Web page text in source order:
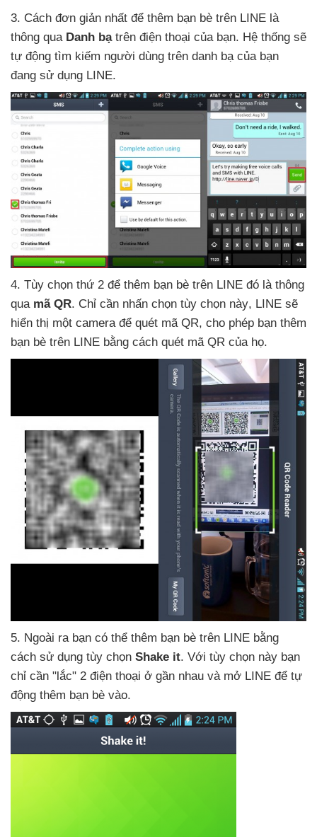
3. Cách đơn giản nhất để thêm bạn bè trên LINE là
thông qua Danh bạtrên điện thoại của bạn. Hệ thống sẽ
tự động tìm kiếm người dùng trên danh bạ của bạn
đang sử dụng LINE.
4. Tùy chọn thứ 2 để thêm bạn bè trên LINE đó là thông
qua mã QR. Chỉ cần nhấn chọn tùy chọn này, LINE sẽ
hiển thị một camera để quét mã QR, cho phép bạn thêm
bạn bè trên LINE bằng cách quét mã QR của họ.
5. Ngoài ra bạn có thể thêm bạn bè trên LINE bằng
cách sử dụng tùy chọn Shake it. Với tùy chọn này bạn
chỉ cần "lắc" 2 điện thoại ở gần nhau và mở LINE để tự
động thêm bạn bè vào.